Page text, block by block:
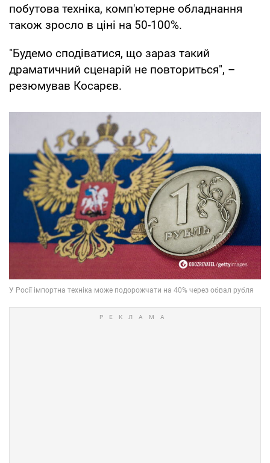
побутова техніка, комп'ютерне обладнання
також зросло в ціні на 50-100%.
"Будемо сподіватися, що зараз такий
драматичний сценарій не повториться", –
резюмував Косарєв.